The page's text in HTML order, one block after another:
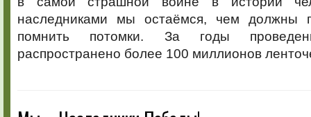
наследниками мы остаёмся, чем должны
помнить потомки. За годы
распространено более 100 миллионов